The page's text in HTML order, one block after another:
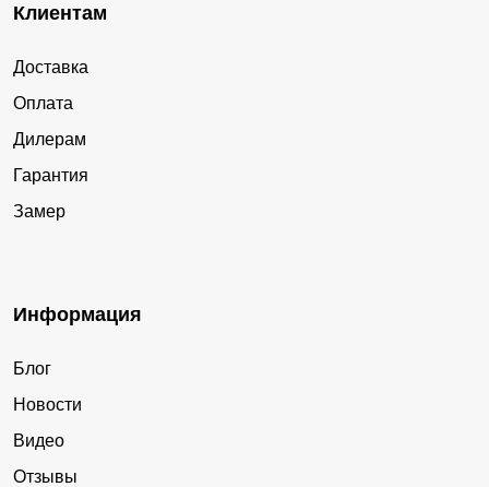
Клиентам
Доставка
Оплата
Дилерам
Гарантия
Замер
Информация
Блог
Новости
Видео
Отзывы